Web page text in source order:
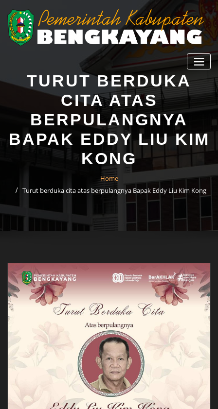
TURUT BERDUKA
CITA ATAS
BERPULANGNYA
BAPAK EDDY LIU KIM
KONG
Home
Turut berduka cita atas berpulangnya Bapak Eddy Liu Kim Kong